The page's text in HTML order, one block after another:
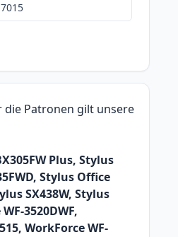
die Patronen gilt unsere
Plus, Stylus
Stylus Office
SX438W, Stylus
3520DWF,
WorkForce WF-